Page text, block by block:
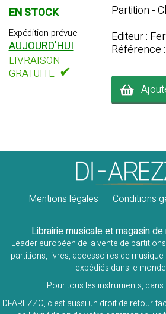
EN STOCK
Expédition prévue
AUJOURD'HUI
LIVRAISON
GRATUITE ✔
Partition -
Editeur :
Référence
Mentions légales Conditions
Librairie musicale et magasin
Leader européen de la vente de
partitions, livres, accessoires de musique
expédiés dans le
Pour tous les instruments,
DI-AREZZO, c'est aussi un droit de retour